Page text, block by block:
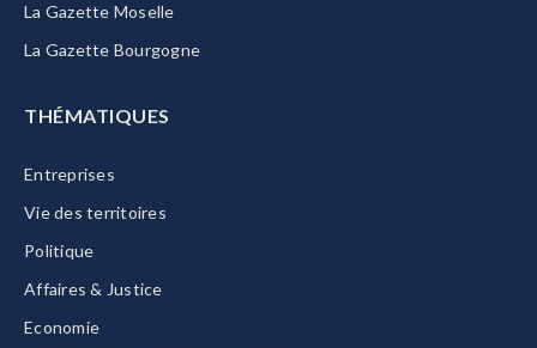
La Gazette Moselle
La Gazette Bourgogne
THÉMATIQUES
Entreprises
Vie des territoires
Politique
Affaires & Justice
Economie